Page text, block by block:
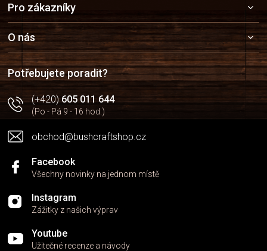
a
t
í
Pro zákazníky
O nás
Potřebujete poradit?
(+420)605 011 644
(Po - Pá 9 - 16 hod.)
obchod@bushcraftshop.cz
Facebook
Všechny novinky na jednom místě
Instagram
Zážitky z našich výprav
Youtube
Užitečné recenze a návody